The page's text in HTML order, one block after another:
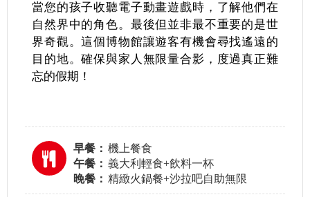
當您的孩子收聽電子動畫遊戲時，了解他們在
自然界中的角色。最後但並非最不重要的是世
界奇觀。這個博物館讓遊客有機會尋找遙遠的
目的地。確保與家人無限量合影，度過真正難
忘的假期！
早餐： 機上餐食
午餐： 義大利輕食+飲料一杯
晚餐： 精緻火鍋餐+沙拉吧自助無限